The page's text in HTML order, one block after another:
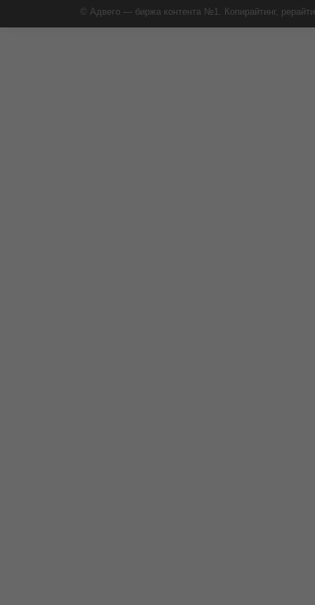
© Адвего — биржа контента №1. Копирайтинг,